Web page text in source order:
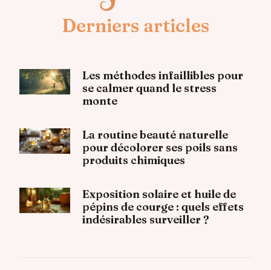
Derniers articles
Les méthodes infaillibles pour
se calmer quand le stress
monte
La routine beauté naturelle
pour décolorer ses poils sans
produits chimiques
Exposition solaire et huile de
pépins de courge : quels effets
indésirables surveiller ?